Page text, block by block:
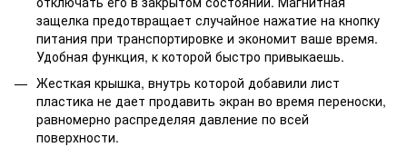
защелка предотвращает случайное нажатие на кнопку
питания при транспортировке и экономит ваше время.
Удобная функция, к которой быстро привыкаешь.
Жесткая крышка, внутрь которой добавили лист
пластика не дает продавить экран во время переноски,
равномерно распределяя давление по всей
поверхности.